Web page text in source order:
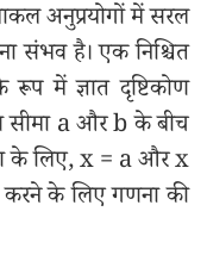
अनुप्रयोगों में सरल
संभव है। एक निश्चित
में ज्ञात दृष्टिकोण
सीमा a और b के बीच
के लिए, x = a और x
करने के लिए गणना की